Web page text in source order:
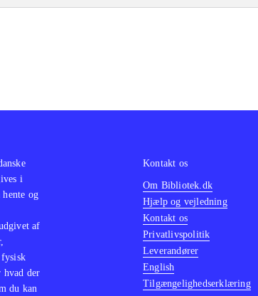
i
og
af
hvad der
du kan
Kontakt os
Om Bibliotek.dk
Hjælp og vejledning
Kontakt os
Privatlivspolitik
Leverandører
English
Tilgængelighedserklæring